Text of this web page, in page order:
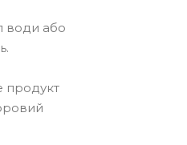
води або
продукт